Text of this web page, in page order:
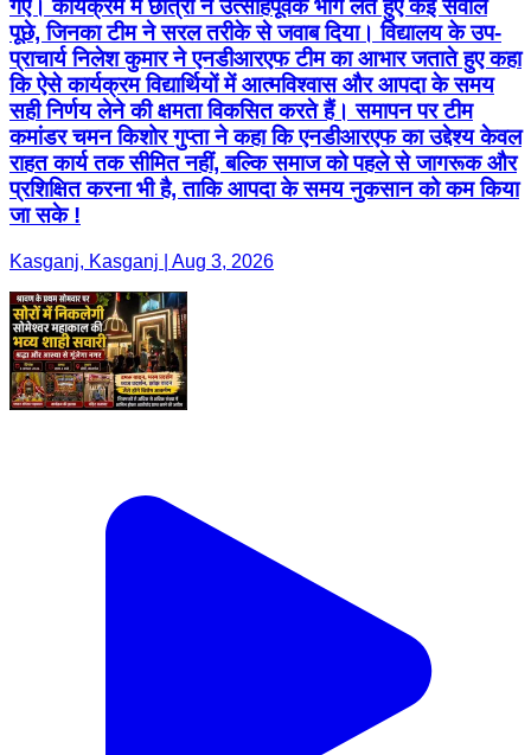
गए। कार्यक्रम में छात्रों ने उत्साहपूर्वक भाग लेते हुए कई सवाल
पूछे, जिनका टीम ने सरल तरीके से जवाब दिया। विद्यालय के उप-
प्राचार्य निलेश कुमार ने एनडीआरएफ टीम का आभार जताते हुए कहा
कि ऐसे कार्यक्रम विद्यार्थियों में आत्मविश्वास और आपदा के समय
सही निर्णय लेने की क्षमता विकसित करते हैं। समापन पर टीम
कमांडर चमन किशोर गुप्ता ने कहा कि एनडीआरएफ का उद्देश्य केवल
राहत कार्य तक सीमित नहीं, बल्कि समाज को पहले से जागरूक और
प्रशिक्षित करना भी है, ताकि आपदा के समय नुकसान को कम किया
जा सके !
Kasganj, Kasganj | Aug 3, 2026